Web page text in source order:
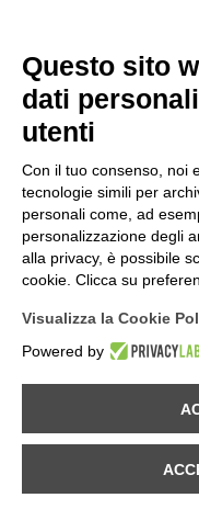
Comune di Val Masino
Questo sito
dati
utenti
Con il tuo consenso, noi
tecnologie simili per
personali come, ad
personalizzazione degli
alla privacy, è possibile
cookie. Clicca su
Visualizza la Cookie
Powered by